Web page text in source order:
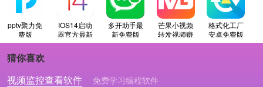
pptv聚力免
费版
IOS14启动
器官方最新
版
多开助手最
新免费版
芒果小视频
转发视频赚
钱最新免费
格式化工厂
安卓免费版
猜你喜欢
视频监控查看软件
免费学习编程软件